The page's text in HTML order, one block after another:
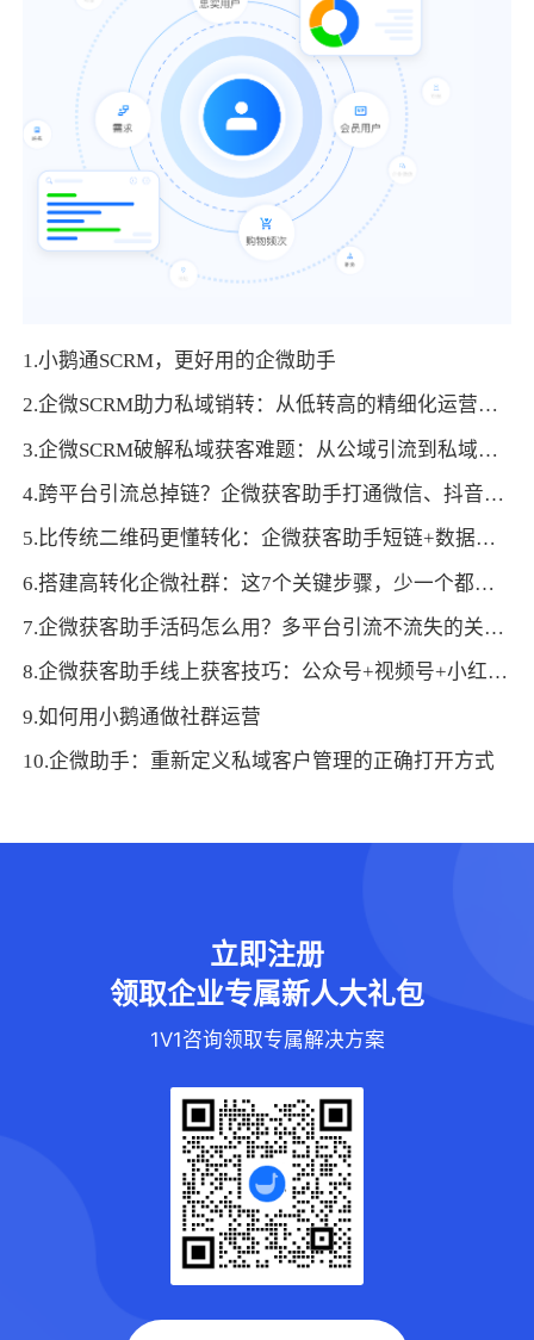
1.小鹅通SCRM，更好用的企微助手
2.企微SCRM助力私域销转：从低转高的精细化运营路径
3.企微SCRM破解私域获客难题：从公域引流到私域沉淀的全流程方案
4.跨平台引流总掉链？企微获客助手打通微信、抖音、官网转化通路
5.比传统二维码更懂转化：企微获客助手短链+数据看板，打通投放-运营闭环
6.搭建高转化企微社群：这7个关键步骤，少一个都不行
7.企微获客助手活码怎么用？多平台引流不流失的关键玩法
8.企微获客助手线上获客技巧：公众号+视频号+小红书联动引流
9.如何用小鹅通做社群运营
10.企微助手：重新定义私域客户管理的正确打开方式
立即注册
领取企业专属新人大礼包
1V1咨询领取专属解决方案